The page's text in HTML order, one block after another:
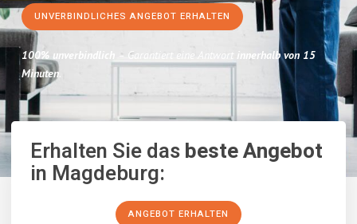
UNVERBINDLICHES ANGEBOT ERHALTEN
100% unverbindlich – Garantiert eine Antwort innerhalb von 15
Minuten.
Erhalten Sie dasbeste Angebot
in Magdeburg:
ANGEBOT ERHALTEN